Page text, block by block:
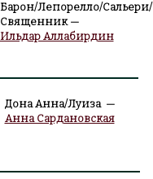
Барон/Лепорелло/Сальери/
Священник —
Ильдар Аллабирдин
Дона Анна/Луиза —
Анна Сардановская